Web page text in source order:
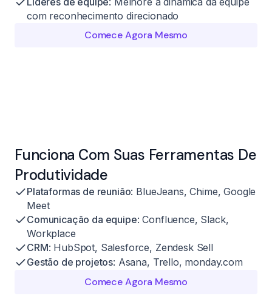
com reconhecimento direcionado
Comece Agora Mesmo
Funciona Com Suas Ferramentas De
Produtividade
Plataformas de reunião: BlueJeans, Chime, Google
Meet
Comunicação da equipe: Confluence, Slack,
Workplace
CRM: HubSpot, Salesforce, Zendesk Sell
Gestão de projetos: Asana, Trello, monday.com
Comece Agora Mesmo